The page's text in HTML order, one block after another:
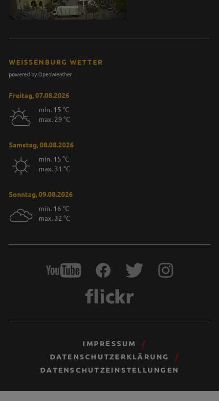
WEISSENBURG WETTER
powered by OpenWeather
Freitag, 07.08.2026
min. 15 °C
max. 29 °C
Samstag, 08.08.2026
min. 15 °C
max. 31 °C
Sonntag, 09.08.2026
min. 16 °C
max. 32 °C
IMPRESSUM
DATENSCHUTZERKLÄRUNG
DATENSCHUTZEINSTELLUNGEN